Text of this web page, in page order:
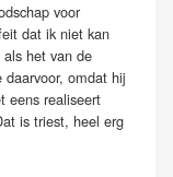
voor
dat ik niet kan
het van de
omdat hij
eens realiseert
is triest, heel erg